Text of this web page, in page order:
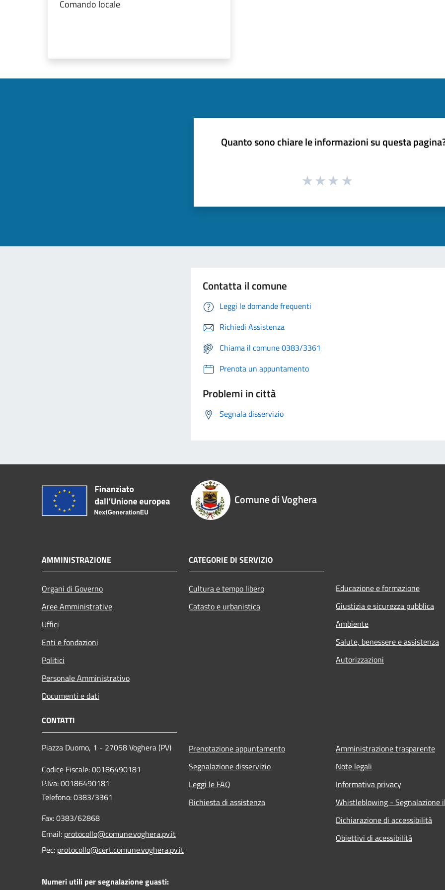
Comando locale
Quanto sono chiare le informazioni su questa
Contatta il comune
Leggi le domande frequenti
Richiedi Assistenza
Chiama il comune 0383/3361
Prenota un appuntamento
Problemi in città
Segnala disservizio
Comune di Voghera
AMMINISTRAZIONE
Organi di Governo
Aree Amministrative
Uffici
Enti e fondazioni
Politici
Personale Amministrativo
Documenti e dati
CATEGORIE DI SERVIZIO
Cultura e tempo libero
Catasto e urbanistica
Educazione e formazione
Giustizia e sicurezza pubblica
Ambiente
Salute, benessere e assistenza
Autorizzazioni
CONTATTI
Piazza Duomo, 1 - 27058 Voghera (PV)
Codice Fiscale: 00186490181
P.Iva: 00186490181
Telefono:0383/3361
Fax:0383/62868
Email: protocollo@comune.voghera.pv.it
Pec: protocollo@cert.comune.voghera.pv.it
Numeri utili per segnalazione guasti:
Prenotazione appuntamento
Segnalazione disservizio
Leggi le FAQ
Richiesta di assistenza
Amministrazione trasparente
Note legali
Informativa privacy
Whistleblowing - Segnalazione
Dichiarazione di accessibilità
Obiettivi di acessibilità